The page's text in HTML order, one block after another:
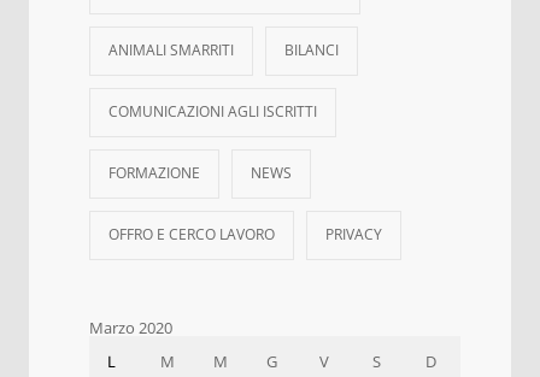
ANIMALI SMARRITI BILANCI
COMUNICAZIONI AGLI ISCRITTI
FORMAZIONE NEWS
OFFRO E CERCO LAVORO PRIVACY
Marzo 2020
L M M G V S D